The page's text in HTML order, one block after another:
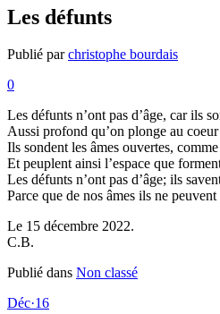
Les défunts
Publié parchristophe bourdais
0
Les défunts n’ont pas d’âge, car ils
Aussi profond qu’on plonge au
Ils sondent les âmes ouvertes,
Et peuplent ainsi l’espace que
Les défunts n’ont pas d’âge; ils
Parce que de nos âmes ils ne peuvent
Le 15 décembre 2022.
C.B.
Publié dans Non classé
Déc·16